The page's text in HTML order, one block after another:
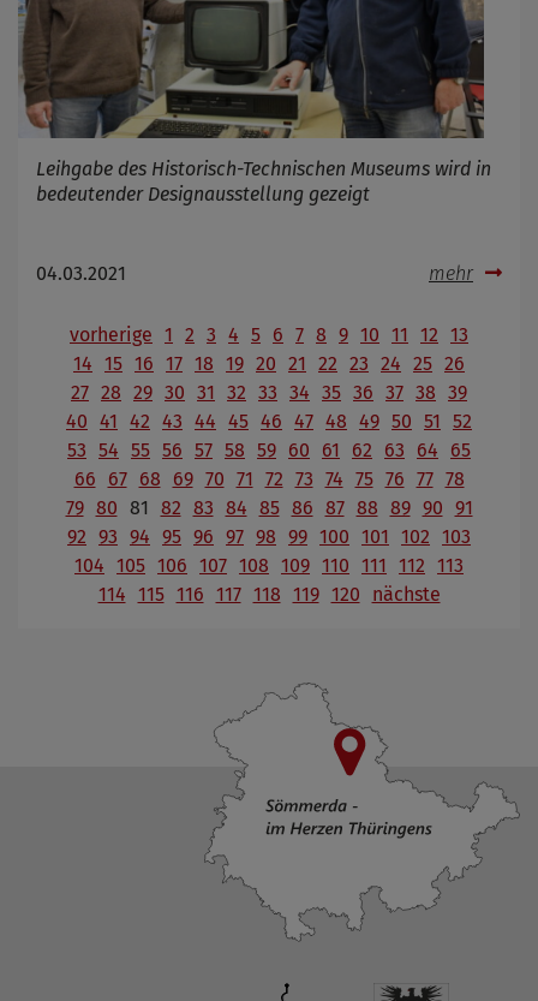
Leihgabe des Historisch-Technischen Museums wird in
bedeutender Designausstellung gezeigt
04.03.2021 mehr
vorherige 1 2 3 4 5 6 7 8 9 10 11 12 13
14 15 16 17 18 19 20 21 22 23 24 25 26
27 28 29 30 31 32 33 34 35 36 37 38 39
40 41 42 43 44 45 46 47 48 49 50 51
52
53 54 55 56 57 58 59 60 61 62 63 64
65
66
67 68 69 70 71 72 73 74 75 76 77 78
79 80 81 82 83 84 85 86 87 88 89 90 91
92 93 94 95 96 97 98 99 100 101 102 103
104 105 106 107 108 109 110 111 112 113
114 115 116 117 118 119 120 nächste